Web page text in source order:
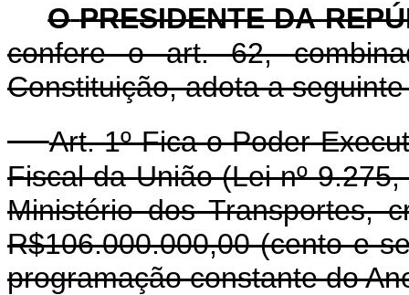
O PRESIDENTE DA
confere o art. 62,
Constituição, adota a
Art. 1º Fica o Poder
Fiscal da União (Lei nº
Ministério dos Transportes,
R$106.000.000,00 (cento e
programação constante do